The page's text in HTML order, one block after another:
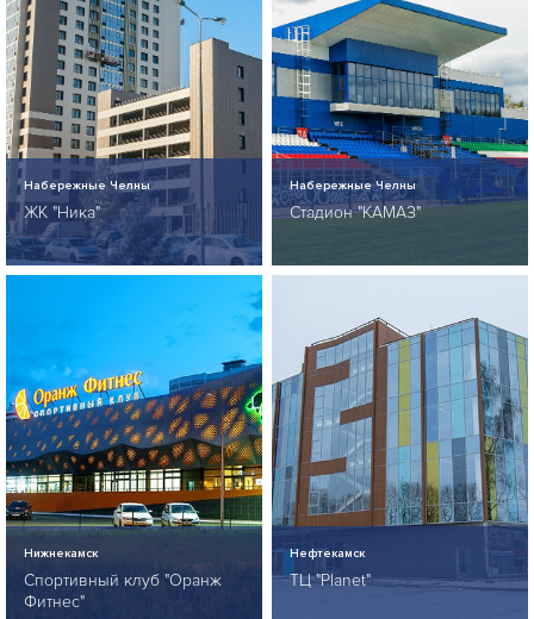
Набережные Челны
ЖК "Ника"
Набережные Челны
Стадион "КАМАЗ"
Нижнекамск
Спортивный клуб "Оранж
Фитнес"
Нефтекамск
ТЦ "Planet"